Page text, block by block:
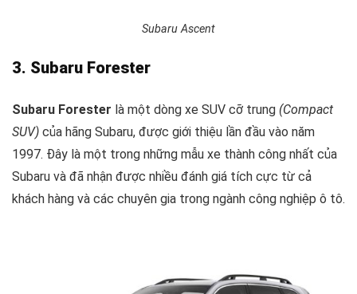
Subaru Ascent
3. Subaru Forester
Subaru Forester là một dòng xe SUV cỡ trung (Compact
SUV) của hãng Subaru, được giới thiệu lần đầu vào năm
1997. Đây là một trong những mẫu xe thành công nhất của
Subaru và đã nhận được nhiều đánh giá tích cực từ cả
khách hàng và các chuyên gia trong ngành công nghiệp ô tô.